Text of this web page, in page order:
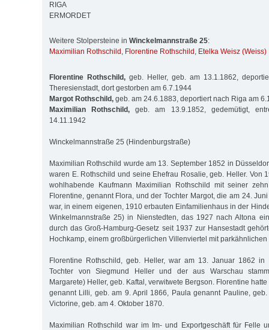
RIGA
ERMORDET
Weitere Stolpersteine in Winckelmannstraße 25:
Maximilian Rothschild , Florentine Rothschild , Etelka Weisz (Weiss)
Florentine Rothschild, geb. Heller, geb. am 13.1.1862,
Theresienstadt, dort gestorben am 6.7.1944
Margot Rothschild, geb. am 24.6.1883, deportiert nach Riga am
Maximilian Rothschild, geb. am 13.9.1852, gedemütigt,
14.11.1942
Winckelmannstraße 25 (Hindenburgstraße)
Maximilian Rothschild wurde am 13. September 1852 in
waren E. Rothschild und seine Ehefrau Rosalie, geb. Heller. Von
wohlhabende Kaufmann Maximilian Rothschild mit seiner
Florentine, genannt Flora, und der Tochter Margot, die am 24.
war, in einem eigenen, 1910 erbauten Einfamilienhaus in der
Winkelmannstraße 25) in Nienstedten, das 1927 nach Altona
durch das Groß-Hamburg-Gesetz seit 1937 zur Hansestadt
Hochkamp, einem großbürgerlichen Villenviertel mit parkähnlichen
Florentine Rothschild, geb. Heller, war am 13. Januar 1862 in
Tochter von Siegmund Heller und der aus Warschau
Margarete) Heller, geb. Kaftal, verwitwete Bergson. Florentine
genannt Lilli, geb. am 9. April 1866, Paula genannt Pauline,
Victorine, geb. am 4. Oktober 1870.
Maximilian Rothschild war im Im- und Exportgeschäft für Felle